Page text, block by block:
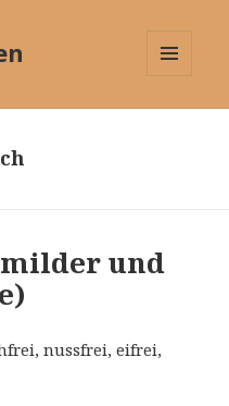
und
nussfrei, eifrei,